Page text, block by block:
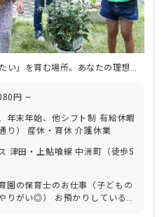
子どもの「やってみたい」を育む場所。あなたの理想の保育、ここで実現。
円 ~
年末年始、他シフト制 有給休暇
り） 産休・育休 介護休業
津田・上鮎喰線 中洲町（徒歩5
園の保育士のお仕事（子どもの
りがい◎） お預かりしている子